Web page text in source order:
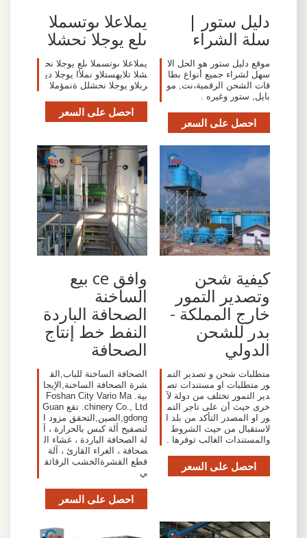
دليل ستور |
سلة الشراء
موقع دليل ستور هو الحل الا
سهل لشراء جميع أنواع بطا
قات الشحن الرقمية،نت, مو
بايل, ستور وغيره .
احصل على السعر
يملاعلا ىوتسملا
ىلع يوجلا نحشلا
يملاعلا ىوتسملا ىلع يوجلا نح
شلا تلايهستلاو نملأا يوجلا دي
ربلاو يوجلا نحشلل ةنمؤملا
احصل على السعر
كيفية شحن
وتصدير التمور
خارج المملكة -
بدر للشحن
الدولي
متطلبات شحن و تصدير التم
ور متطلبات او مستندات تص
دير التمور تختلف من دولة لآ
خرى حيث أن على تاجر التم
ور او المصدر التأكد من بلد ا
لاستقبال من حيث الشروط
والمستندات الغالب توفرها .
احصل على السعر
وافق ce بيع
الساخنة
الصحافة الباردة
النفط خط إنتاج
الصحافة
الصحافة الساخنة للباب,الق
شرة الصحافة الساخنة,الإيجا
بية. Foshan City Vario Ma
chinery Co., Ltd. تقع Guan
gdong,الصين,التحقق مزود ا
لتصفيح آلة كبس بالحرارة ، آ
لة الصحافة الباردة ، غشاء ال
صحافة ، الغراء القارئ ، آلة
قطع القشرةالخشب الرقائق
ي
احصل على السعر